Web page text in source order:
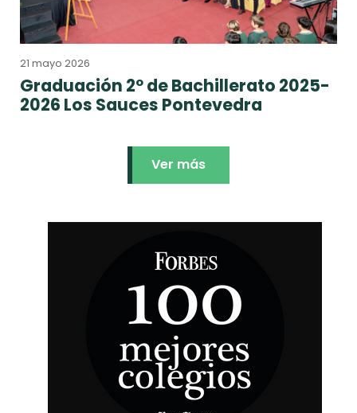
21 mayo 2026
Graduación 2º de Bachillerato 2025-
2026 Los Sauces Pontevedra
Ver más